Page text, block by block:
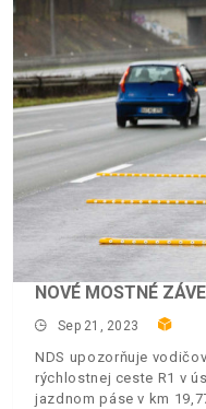
NOVÉ MOSTNÉ
Sep 21, 2023
NDS upozorňuje
rýchlostnej ceste R1 v
jazdnom páse v km